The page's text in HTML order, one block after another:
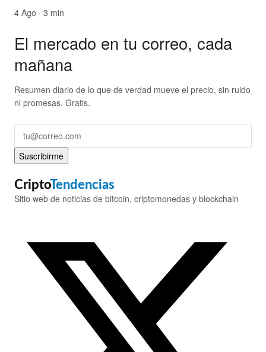
4 Ago · 3 min
El mercado en tu correo, cada
mañana
Resumen diario de lo que de verdad mueve el precio, sin ruido
ni promesas. Gratis.
Suscribirme
CriptoTendencias
Sitio web de noticias de bitcoin, criptomonedas y blockchain